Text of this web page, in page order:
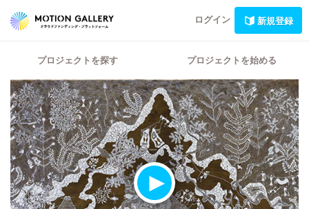
ログイン 新規登録
プロジェクトを探す プロジェクトを始める